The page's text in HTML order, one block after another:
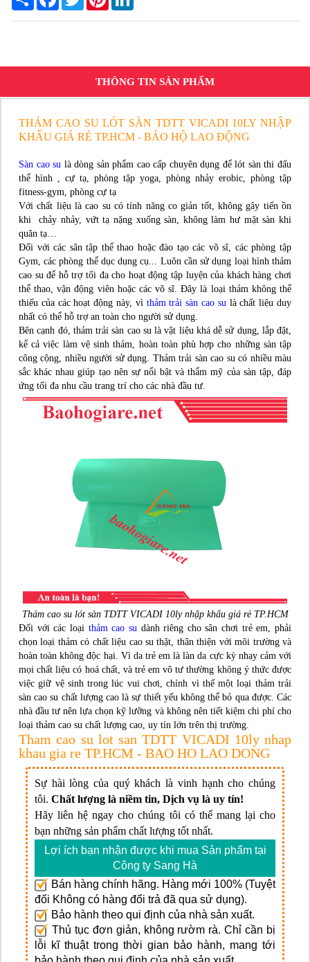
THÔNG TIN SẢN PHẨM
THẢM CAO SU LÓT SÀN TDTT VICADI 10LY NHẬP
KHẨU GIÁ RẺ TP.HCM - BẢO HỘ LAO ĐỘNG
Sàn cao su là dòng sản phẩm cao cấp chuyên dụng để lót sàn thi đấu
thể hình , cự tạ, phòng tập yoga, phòng nhảy erobic, phòng tập
fitness-gym, phòng cự tạ
Với chất liệu là cao su có tính năng co giản tốt, không gây tiến ồn
khi chảy nhảy, vứt tạ nặng xuống sàn, không làm hư mặt sàn khi
quăn tạ…
Đối với các sân tập thể thao hoặc đào tạo các võ sĩ, các phòng tập
Gym, các phòng thể dục dụng cụ... Luôn cần sử dụng loại hình thảm
cao su để hỗ trợ tối đa cho hoạt động tập luyện của khách hàng chơi
thể thao, vận động viên hoặc các võ sĩ. Đây là loại thảm không thể
thiếu của các hoạt động này, vì thảm trải sàn cao sulà chất liệu duy
nhất có thể hỗ trợ an toàn cho người sử dụng.
Bên cạnh đó, thảm trải sàn cao su là vật liệu khá dễ sử dụng, lắp đặt,
kể cả việc làm vệ sinh thảm, hoàn toàn phù hợp cho những sàn tập
công cộng, nhiều người sử dụng. Thảm trải sàn cao su có nhiều màu
sắc khác nhau giúp tạo nên sự nổi bật và thẩm mỹ của sàn tập, đáp
ứng tối đa nhu cầu trang trí cho các nhà đầu tư.
Thảm cao su lót sàn TDTT VICADI 10ly nhập khẩu giá rẻ TP.HCM
Đối với các loại thảm cao sudành riêng cho sân chơi trẻ em, phải
chọn loại thảm có chất liệu cao su thật, thân thiện với môi trường và
hoàn toàn không độc hại. Vì da trẻ em là làn da cực kỳ nhạy cảm với
mọi chất liệu có hoá chất, và trẻ em vô tư thường không ý thức được
việc giữ vệ sinh trong lúc vui chơi, chính vì thế một loại thảm trải
sàn cao su chất lượng cao là sự thiết yếu không thể bỏ qua được. Các
nhà đầu tư nên lựa chọn kỹ lưỡng và không nên tiết kiệm chi phí cho
loại thảm cao su chất lượng cao, uy tín lớn trên thị trường.
Tham cao su lot san TDTT VICADI 10ly nhap
khau gia re TP.HCM - BAO HO LAO DONG
Sự hài lòng của quý khách là vinh hạnh cho chúng
tôi. Chất lượng là niềm tin, Dịch vụ là uy tín!
Hãy liên hệ ngay cho chúng tôi có thể mang lại cho
bạn những sản phẩm chất lượng tốt nhất.
Lợi ích bạn nhận được khi mua Sản phẩm tại
Công ty Sang Hà
Bán hàng chính hãng. Hàng mới 100% (Tuyệt
đối Không có hàng đổi trả đã qua sử dụng).
Bảo hành theo qui định của nhà sản xuất.
Thủ tục đơn giản, không rườm rà. Chỉ cần bị
lỗi kĩ thuật trong thời gian bảo hành, mang tới